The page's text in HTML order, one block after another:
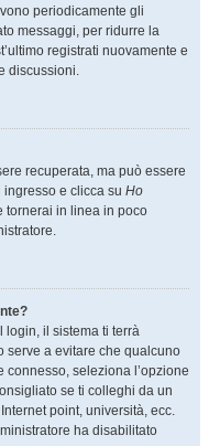
periodicamente gli
messaggi, per ridurre la
registrati nuovamente e
discussioni.
recuperata, ma può essere
e clicca su Ho
tornerai in linea in poco
login, il sistema ti terrà
serve a evitare che qualcuno
seleziona l’opzione
se ti colleghi da un
point, università, ecc.
ha disabilitato